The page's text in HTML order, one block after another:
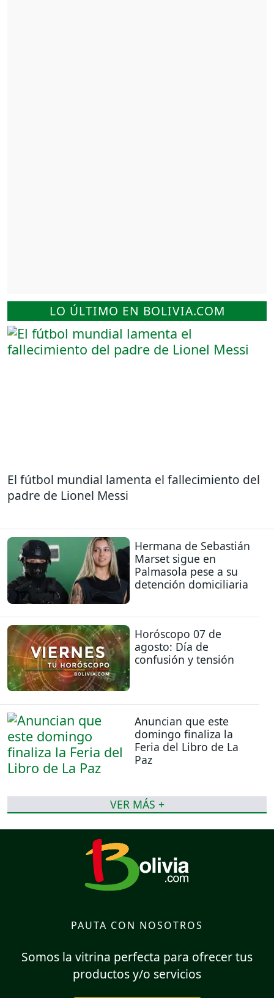
LO ÚLTIMO EN BOLIVIA.COM
El fútbol mundial lamenta el fallecimiento del
padre de Lionel Messi
Hermana de Sebastián
Marset sigue en
Palmasola pese a su
detención domiciliaria
Horóscopo 07 de
agosto: Día de
confusión y tensión
Anuncian que este
domingo finaliza la
Feria del Libro de La
Paz
VER MÁS +
PAUTA CON NOSOTROS
Somos la vitrina perfecta para ofrecer tus
productos y/o servicios